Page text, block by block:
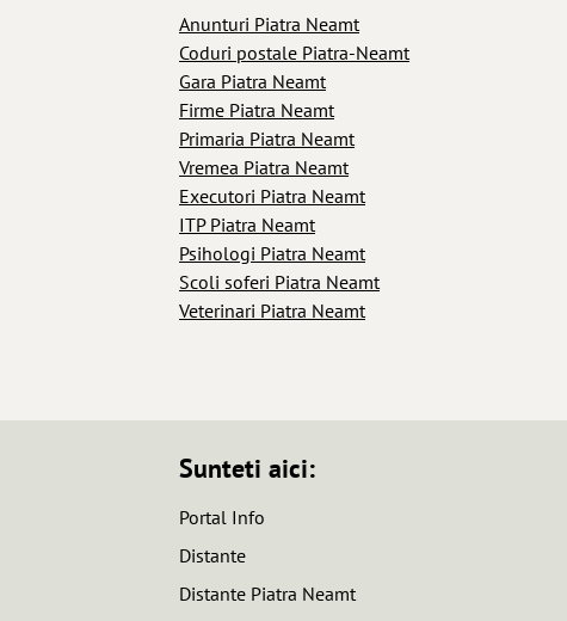
Anunturi Piatra Neamt
Coduri postale Piatra-Neamt
Gara Piatra Neamt
Firme Piatra Neamt
Primaria Piatra Neamt
Vremea Piatra Neamt
Executori Piatra Neamt
ITP Piatra Neamt
Psihologi Piatra Neamt
Scoli soferi Piatra Neamt
Veterinari Piatra Neamt
Sunteti aici:
Portal Info
Distante
Distante Piatra Neamt